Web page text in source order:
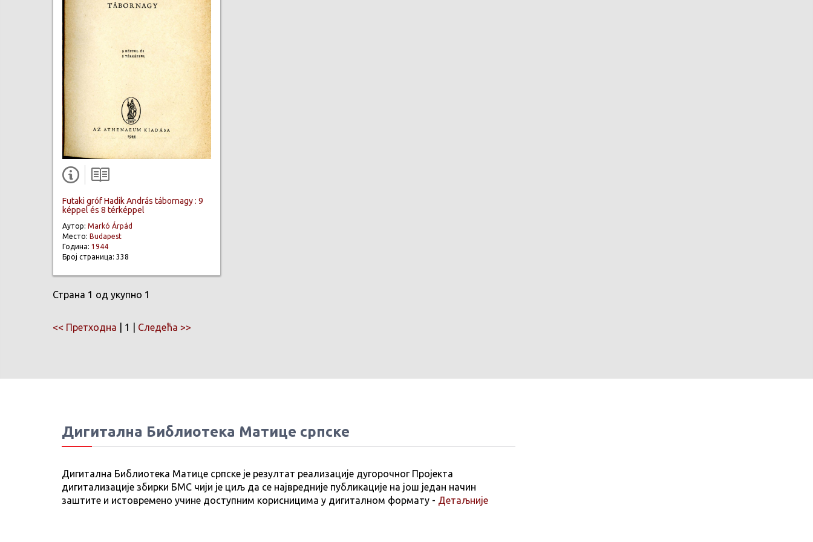
Futaki gróf Hadik András tábornagy : 9
képpel és 8 térképpel
Аутор: Markó Árpád
Место: Budapest
Година: 1944
Број страница: 338
Страна 1 од укупно 1
<< Претходна | 1 | Следећа >>
Дигитална Библиотека Матице српске
Дигитална Библиотека Матице српске је резултат реализације дугорочног Пројекта
дигитализације збирки БМС чији је циљ да се највредније публикације на још један начин
заштите и истовремено учине доступним корисницима у дигиталном формату - Детаљније